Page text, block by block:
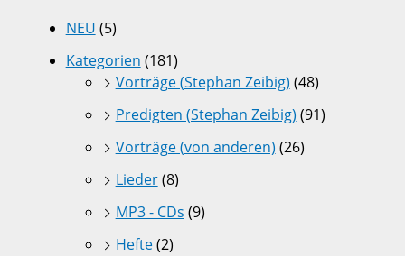
NEU (5)
Kategorien (181)
Vorträge (Stephan Zeibig) (48)
Predigten (Stephan Zeibig) (91)
Vorträge (von anderen) (26)
Lieder(8)
MP3 - CDs (9)
Hefte(2)